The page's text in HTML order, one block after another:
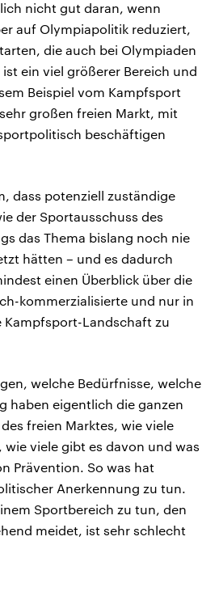
nicht gut daran, wenn
auf Olympiapolitik reduziert,
die auch bei Olympiaden
ein viel größerer Bereich und
Beispiel vom Kampfsport
großen freien Markt, mit
beschäftigen
dass potenziell zuständige
der Sportausschuss des
das Thema bislang noch nie
hätten – und es dadurch
einen Überblick über die
kommerzialisierte und nur in
Kampfsport-Landschaft zu
welche Bedürfnisse, welche
haben eigentlich die ganzen
freien Marktes, wie viele
viele gibt es davon und was
Prävention. So was hat
Anerkennung zu tun.
Sportbereich zu tun, den
meidet, ist sehr schlecht